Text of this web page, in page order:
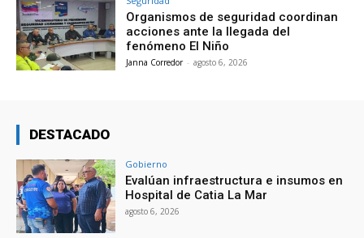
Organismos de seguridad coordinan
acciones ante la llegada del
fenómeno El Niño
Janna Corredor - agosto 6, 2026
DESTACADO
Gobierno
Evalúan infraestructura e insumos en
Hospital de Catia La Mar
agosto 6, 2026